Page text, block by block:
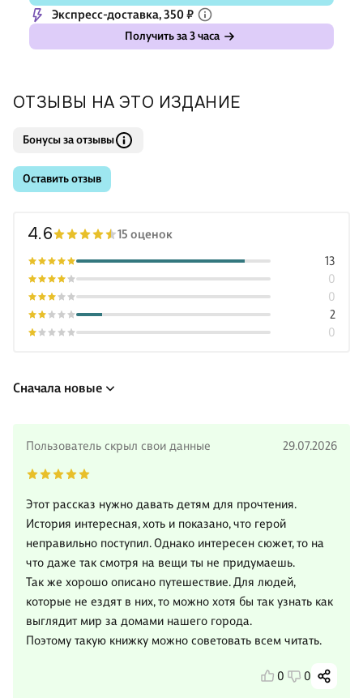
Экспресс-доставка, 350 ₽
Получить за 3 часа
ОТЗЫВЫ НА ЭТО ИЗДАНИЕ
Бонусы за отзывы
Оставить отзыв
4.6 15 оценок
0
2
0
0
13
Сначала новые
Пользователь скрыл свои данные 29.07.2026
Этот рассказ нужно давать детям для прочтения.
История интересная, хоть и показано, что герой
неправильно поступил. Однако интересен сюжет, то на
что даже так смотря на вещи ты не придумаешь.
Так же хорошо описано путешествие. Для людей,
которые не ездят в них, то можно хотя бы так узнать как
выглядит мир за домами нашего города.
Поэтому такую книжку можно советовать всем читать.
0 0